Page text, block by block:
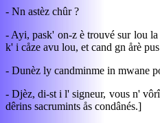
- Nn astèz chûr ?
- Ayi, pask' on-z è trouvé sur lou
k' i cåze avu lou, et cand gn årè
- Dunèz ly candminme in mwane
- Djèz, di-st i l' signeur, vous n'
dêrins sacrumints ås condânés.]